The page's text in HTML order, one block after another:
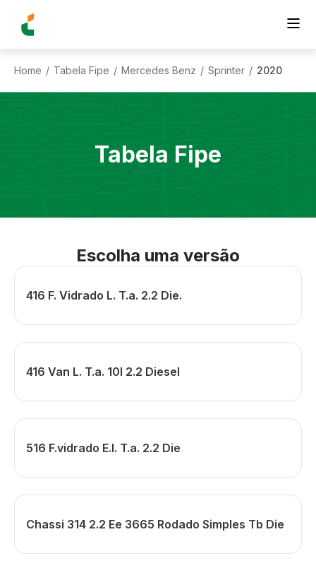
Home / Tabela Fipe / Mercedes Benz / Sprinter / 2020
Tabela Fipe
Escolha uma versão
416 F. Vidrado L. T.a. 2.2 Die.
416 Van L. T.a. 10l 2.2 Diesel
516 F.vidrado E.l. T.a. 2.2 Die
Chassi 314 2.2 Ee 3665 Rodado Simples Tb Die